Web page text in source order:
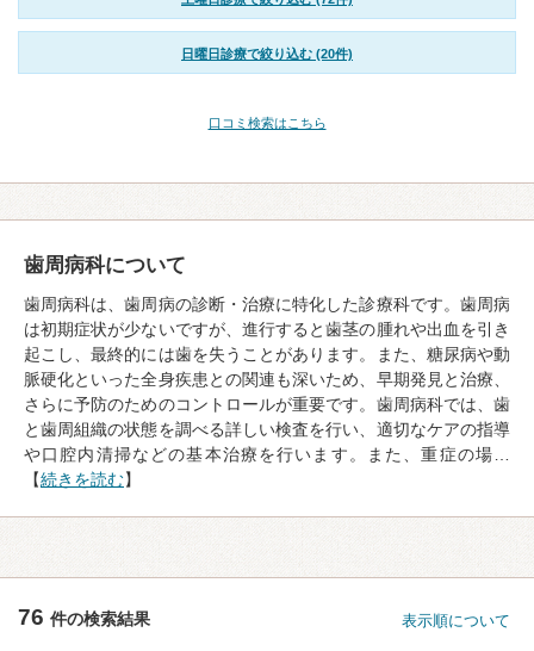
日曜日診療で絞り込む (20件)
口コミ検索はこちら
歯周病科について
歯周病科は、歯周病の診断・治療に特化した診療科です。歯周病
は初期症状が少ないですが、進行すると歯茎の腫れや出血を引き
起こし、最終的には歯を失うことがあります。また、糖尿病や動
脈硬化といった全身疾患との関連も深いため、早期発見と治療、
さらに予防のためのコントロールが重要です。歯周病科では、歯
と歯周組織の状態を調べる詳しい検査を行い、適切なケアの指導
や口腔内清掃などの基本治療を行います。また、重症の場…
【続きを読む】
76 件の検索結果 表示順について